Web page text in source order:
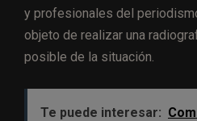
y profesionales del
objeto de realizar una
posible de la situación.
Te puede interesar: